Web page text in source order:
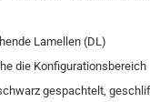
Lamellen (DL)
die Konfigurationsbereich
gespachtelt,